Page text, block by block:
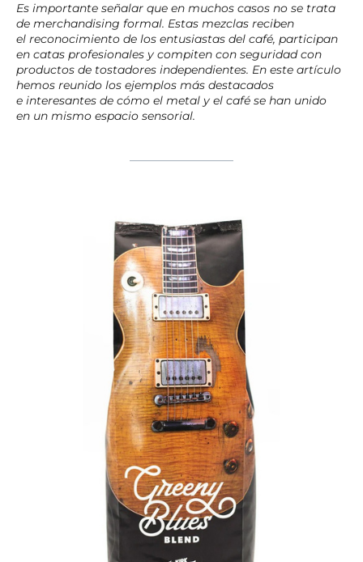
Es importante señalar que en muchos casos no se trata
de merchandising formal. Estas mezclas reciben
el reconocimiento de los entusiastas del café, participan
en catas profesionales y compiten con seguridad con
productos de tostadores independientes. En este artículo
hemos reunido los ejemplos más destacados
e interesantes de cómo el metal y el café se han unido
en un mismo espacio sensorial.